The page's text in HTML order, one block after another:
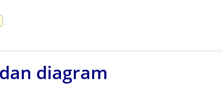
diagram